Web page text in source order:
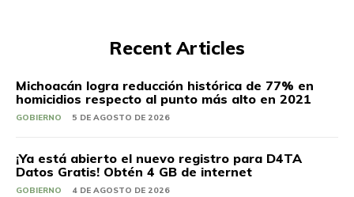
Recent Articles
Michoacán logra reducción histórica de 77% en
homicidios respecto al punto más alto en 2021
GOBIERNO 5 DE AGOSTO DE 2026
¡Ya está abierto el nuevo registro para D4TA
Datos Gratis! Obtén 4 GB de internet
GOBIERNO 4 DE AGOSTO DE 2026